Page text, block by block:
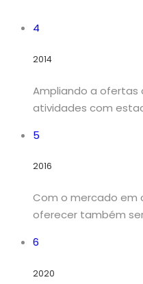
4
2014
Ampliando a ofertas
atividades com
5
2016
Com o mercado em
oferecer também
6
2020